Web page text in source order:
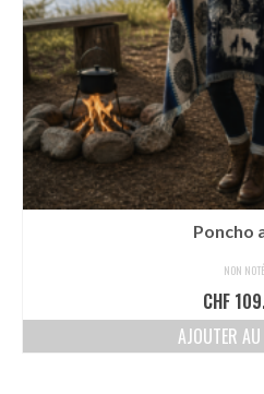
Poncho
NON NOTÉ
CHF
AJOUTER